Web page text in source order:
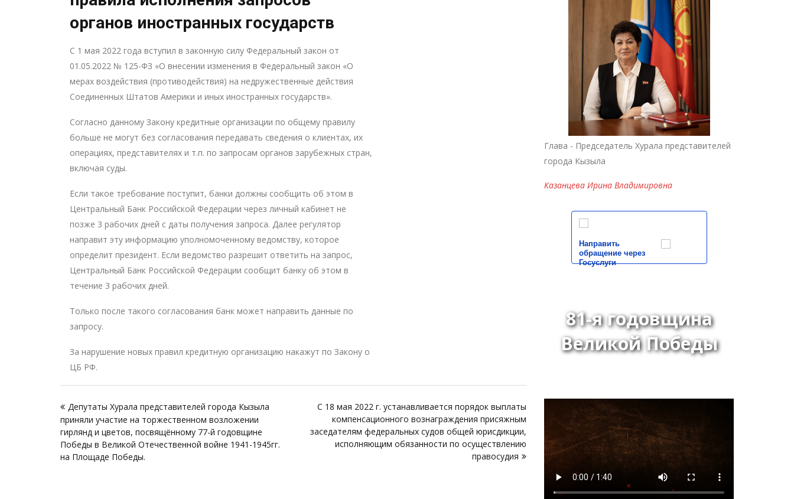
органов иностранных государств
С 1 мая 2022 года вступил в законную силу Федеральный закон от
01.05.2022 № 125-ФЗ «О внесении изменения в Федеральный закон «О
мерах воздействия (противодействия) на недружественные действия
Соединенных Штатов Америки и иных иностранных государств».
Согласно данному Закону кредитные организации по общему правилу
больше не могут без согласования передавать сведения о клиентах, их
операциях, представителях и т.п. по запросам органов зарубежных стран,
включая суды.
Если такое требование поступит, банки должны сообщить об этом в
Центральный Банк Российской Федерации через личный кабинет не
позже 3 рабочих дней с даты получения запроса. Далее регулятор
направит эту информацию уполномоченному ведомству, которое
определит президент. Если ведомство разрешит ответить на запрос,
Центральный Банк Российской Федерации сообщит банку об этом в
течение 3 рабочих дней.
Только после такого согласования банк может направить данные по
запросу.
За нарушение новых правил кредитную организацию накажут по Закону о
ЦБ РФ.
по
записям
Депутаты Хурала представителей города Кызыла
приняли участие на торжественном возложении
гирлянд и цветов, посвящённому 77-й годовщине
Победы в Великой Отечественной войне 1941-1945гг.
на Площаде Победы.
С 18 мая 2022 г. устанавливается порядок выплаты
компенсационного вознаграждения присяжным
заседателям федеральных судов общей юрисдикции,
исполняющим обязанности по осуществлению
правосудия
Глава - Председатель Хурала представителей
города Кызыла
Казанцева Ирина Владимировна
Направить
обращение через
Госуслуги
81-я годовщина
Великой Победы